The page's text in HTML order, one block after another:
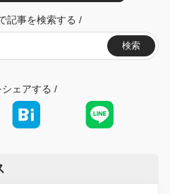
記事を検索する /
検索
ェアする /